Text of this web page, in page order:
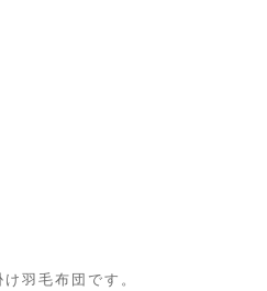
け羽毛布団です。